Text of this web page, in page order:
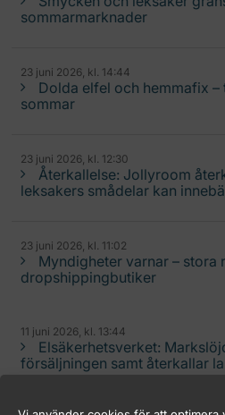
sommarmarknader
23 juni 2026, kl. 14:44
Dolda elfel och hemmafix
sommar
23 juni 2026, kl. 12:30
Återkallelse: Jollyroom
leksakers smådelar kan
23 juni 2026, kl. 11:02
Myndigheter varnar – stora
dropshippingbutiker
11 juni 2026, kl. 13:44
Elsäkerhetsverket:
försäljningen samt återkallar